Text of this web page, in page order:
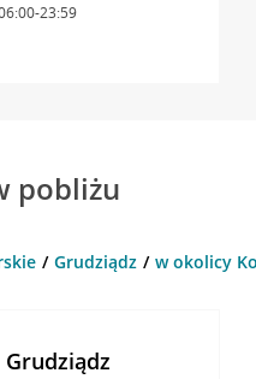
23:59
pobliżu
Grudziądz w okolicy